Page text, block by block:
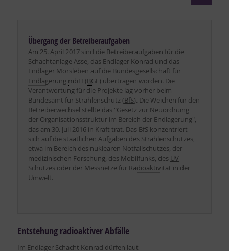
Übergang der Betreiberaufgaben
Am 25. April 2017 sind die Betreiberaufgaben für die
Schachtanlage Asse, das Endlager Konrad und das
Endlager Morsleben auf die Bundesgesellschaft für
Endlagerung mbH (BGE) übertragen worden. Die
Verantwortung für die Projekte lag vorher beim
Bundesamt für Strahlenschutz (BfS). Die Weichen für den
Betreiberwechsel stellte das "Gesetz zur Neuordnung
der Organisationsstruktur im Bereich der Endlagerung",
das am 30. Juli 2016 in Kraft trat. Das BfS konzentriert
sich auf die staatlichen Aufgaben des Strahlenschutzes,
etwa im Bereich des nuklearen Notfallschutzes, der
medizinischen Forschung, des Mobilfunks, des UV-
Schutzes oder der Messnetze für Radioaktivität in der
Umwelt.
Entstehung radioaktiver Abfälle
Im Endlager Schacht Konrad dürfen laut